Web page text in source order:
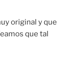
original y que
que tal